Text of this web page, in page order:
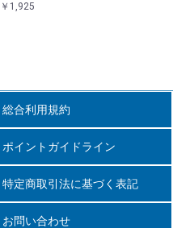
￥1,925
総合利用規約
ポイントガイドライン
特定商取引法に基づく表記
お問い合わせ